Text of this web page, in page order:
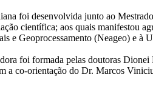
foi desenvolvida junto ao
científica; aos quais manifestou
e Geoprocessamento (Neageo) e à
foi formada pelas doutoras
a co-orientação do Dr. Marcos